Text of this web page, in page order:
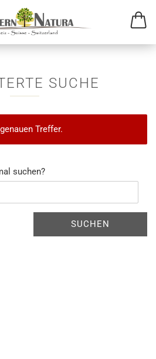
SUCHE
Treffer.
suchen?
SUCHEN